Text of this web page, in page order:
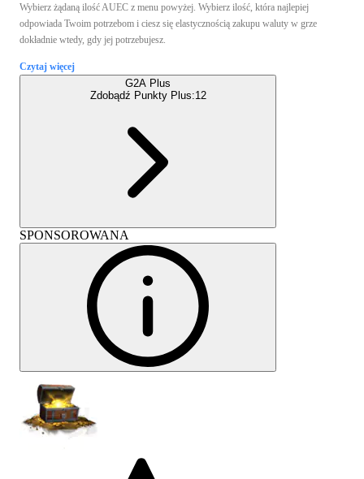
Wybierz żądaną ilość AUEC z menu powyżej. Wybierz ilość, która najlepiej
odpowiada Twoim potrzebom i ciesz się elastycznością zakupu waluty w grze
dokładnie wtedy, gdy jej potrzebujesz.
Czytaj więcej
G2A Plus
Zdobądź Punkty Plus:12
SPONSOROWANA